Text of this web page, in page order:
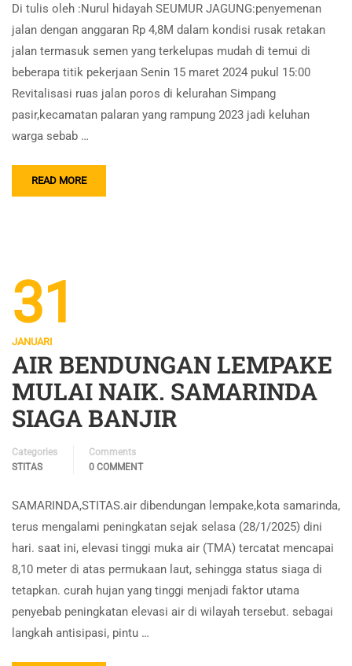
Di tulis oleh :Nurul hidayah SEUMUR JAGUNG:penyemenan
jalan dengan anggaran Rp 4,8M dalam kondisi rusak retakan
jalan termasuk semen yang terkelupas mudah di temui di
beberapa titik pekerjaan Senin 15 maret 2024 pukul 15:00
Revitalisasi ruas jalan poros di kelurahan Simpang
pasir,kecamatan palaran yang rampung 2023 jadi keluhan
warga sebab …
READ MORE
31
JANUARI
AIR BENDUNGAN LEMPAKE
MULAI NAIK. SAMARINDA
SIAGA BANJIR
Categories
STITAS
Comments
0 COMMENT
SAMARINDA,STITAS.air dibendungan lempake,kota samarinda,
terus mengalami peningkatan sejak selasa (28/1/2025) dini
hari. saat ini, elevasi tinggi muka air (TMA) tercatat mencapai
8,10 meter di atas permukaan laut, sehingga status siaga di
tetapkan. curah hujan yang tinggi menjadi faktor utama
penyebab peningkatan elevasi air di wilayah tersebut. sebagai
langkah antisipasi, pintu …